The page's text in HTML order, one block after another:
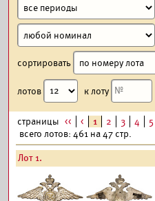
сортировать
лотов к лоту
страницы << < 1 2 3 4 5
всего лотов: 461 на 47 стр.
Лот 1.